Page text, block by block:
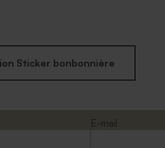
Sticker bonbonnière
E-mail